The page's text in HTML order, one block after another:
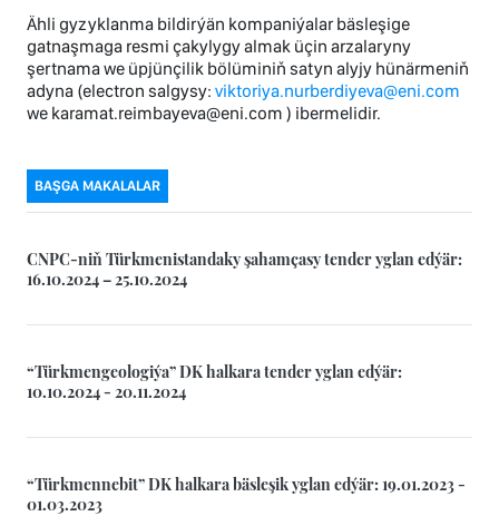
Ähli gyzyklanma bildirýän kompaniýalar bäsleşige
gatnaşmaga resmi çakylygy almak üçin arzalaryny
şertnama we üpjünçilik bölüminiň satyn alyjy hünärmeniň
adyna (electron salgysy: viktoriya.nurberdiyeva@eni.com
we karamat.reimbayeva@eni.com ) ibermelidir.
BAŞGA MAKALALAR
CNPC-niň Türkmenistandaky şahamçasy tender yglan edýär:
16.10.2024 – 25.10.2024
“Türkmengeologiýa” DK halkara tender yglan edýär:
10.10.2024 - 20.11.2024
“Türkmennebit” DK halkara bäsleşik yglan edýär: 19.01.2023 -
01.03.2023